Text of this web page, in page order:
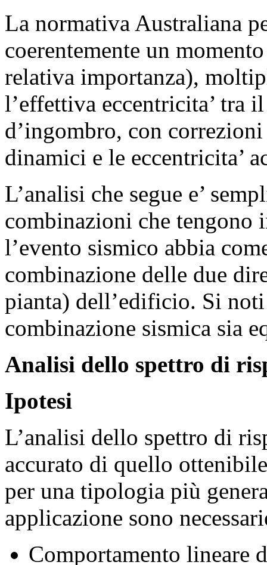
La normativa Australiana
coerentemente un
relativa importanza),
l’effettiva eccentricita’ tra
d’ingombro, con
dinamici e le eccentricita’
L’analisi che segue e’
combinazioni che tengono
l’evento sismico abbia
combinazione delle due
pianta) dell’edificio. Si
combinazione sismica sia
Analisi dello spettro di
Ipotesi
L’analisi dello spettro di
accurato di quello
per una tipologia più
applicazione sono
Comportamento lineare